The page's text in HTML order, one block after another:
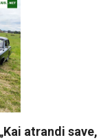
atrandi save,